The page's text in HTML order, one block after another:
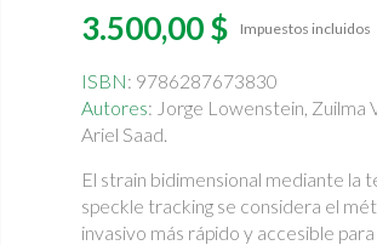
3.500,00 $ Impuestos incluidos
ISBN: 9786287673830
Autores: Jorge Lowenstein, Zuilma
Ariel Saad.
El strain bidimensional mediante la
speckle tracking se considera el
invasivo más rápido y accesible